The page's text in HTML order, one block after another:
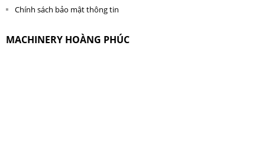
Chính sách bảo mật thông tin
MACHINERY HOÀNG PHÚC